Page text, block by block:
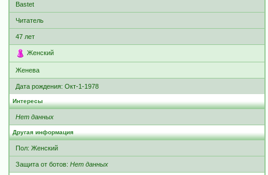
Bastet
Читатель
47 лет
Женский
Женева
Дата рождения: Окт-1-1978
Интересы
Нет данных
Другая информация
Пол: Женский
Защита от ботов: Нет данных